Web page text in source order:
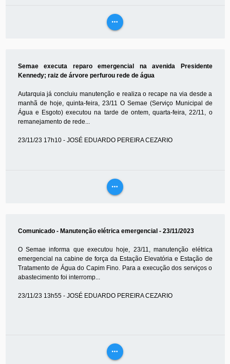
more_horiz
Semae executa reparo emergencial na avenida Presidente
Kennedy; raiz de árvore perfurou rede de água
Autarquia já concluiu manutenção e realiza o recape na via desde a
manhã de hoje, quinta-feira, 23/11 O Semae (Serviço Municipal de
Água e Esgoto) executou na tarde de ontem, quarta-feira, 22/11, o
remanejamento de rede...
23/11/23 17h10 - JOSÉ EDUARDO PEREIRA CEZARIO
more_horiz
Comunicado - Manutenção elétrica emergencial - 23/11/2023
O Semae informa que executou hoje, 23/11, manutenção elétrica
emergencial na cabine de força da Estação Elevatória e Estação de
Tratamento de Água do Capim Fino. Para a execução dos serviços o
abastecimento foi interromp...
23/11/23 13h55 - JOSÉ EDUARDO PEREIRA CEZARIO
more_horiz